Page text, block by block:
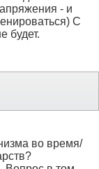
- и
С
будет.
во время/